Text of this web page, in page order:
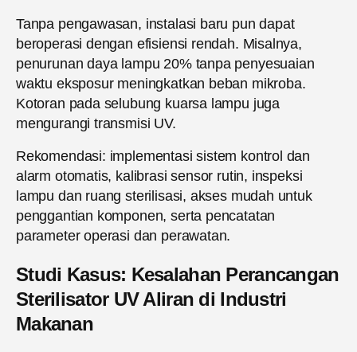
Tanpa pengawasan, instalasi baru pun dapat
beroperasi dengan efisiensi rendah. Misalnya,
penurunan daya lampu 20% tanpa penyesuaian
waktu eksposur meningkatkan beban mikroba.
Kotoran pada selubung kuarsa lampu juga
mengurangi transmisi UV.
Rekomendasi: implementasi sistem kontrol dan
alarm otomatis, kalibrasi sensor rutin, inspeksi
lampu dan ruang sterilisasi, akses mudah untuk
penggantian komponen, serta pencatatan
parameter operasi dan perawatan.
Studi Kasus: Kesalahan Perancangan
Sterilisator UV Aliran di Industri
Makanan